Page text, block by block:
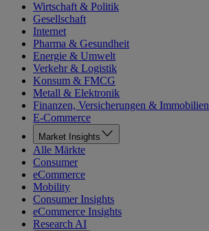
Wirtschaft & Politik
Gesellschaft
Internet
Pharma & Gesundheit
Energie & Umwelt
Verkehr & Logistik
Konsum & FMCG
Metall & Elektronik
Finanzen, Versicherungen & Immobilien
E-Commerce
Market Insights
Alle Märkte
Consumer
eCommerce
Mobility
Consumer Insights
eCommerce Insights
Research AI